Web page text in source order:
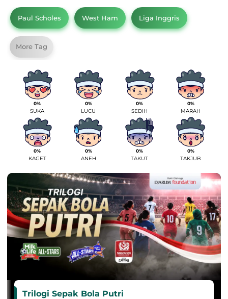
Paul Scholes West Ham Liga Inggris
More Tag
0%
SUKA
0%
LUCU
0%
SEDIH
0%
MARAH
0%
KAGET
0%
ANEH
0%
TAKUT
0%
TAKJUB
Trilogi Sepak Bola Putri